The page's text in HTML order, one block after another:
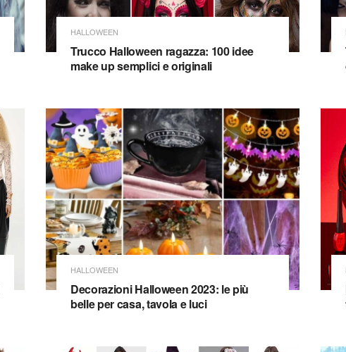
HALLOWEEN
Trucco Halloween ragazza: 100 idee
make up semplici e originali
HALLOWEEN
Decorazioni Halloween 2023: le più
belle per casa, tavola e luci